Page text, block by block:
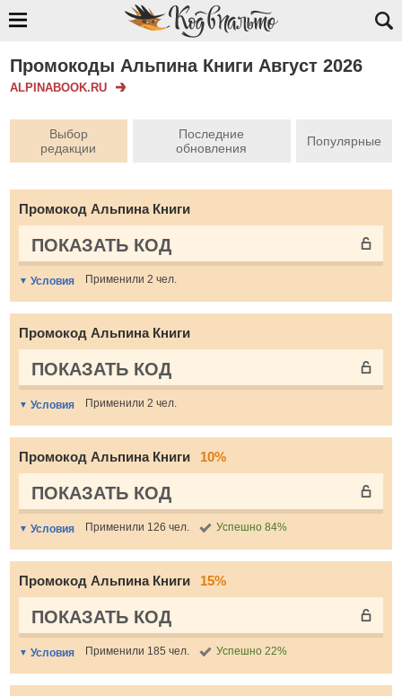
Промокоды Альпина Книги Август 2026
ALPINABOOK.RU
Выбор
редакции
Последние
обновления
Популярные
Промокод Альпина Книги
ПОКАЗАТЬ КОД
Условия Применили 2 чел.
Промокод Альпина Книги
ПОКАЗАТЬ КОД
Условия Применили 2 чел.
Промокод Альпина Книги 10%
ПОКАЗАТЬ КОД
Условия Применили 126 чел. Успешно 84%
Промокод Альпина Книги 15%
ПОКАЗАТЬ КОД
Условия Применили 185 чел. Успешно 22%